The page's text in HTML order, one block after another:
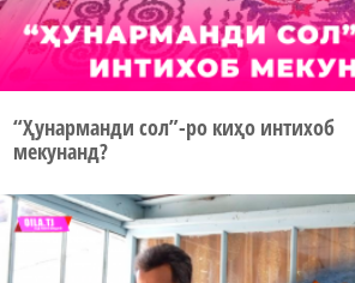
“Ҳунарманди сол”-ро киҳо интихоб
мекунанд?